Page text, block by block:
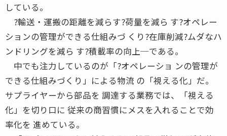
している。
?輸送・運搬の距離を減らす?荷量を減ら す?オペレー
ションの管理ができる仕組みづ くり?在庫削減?ムダなハ
ンドリングを減ら す?積載率の向上─である。
中でも注力しているのが「?オペレーショ ンの管理が
できる仕組みづくり」による物流 の「視える化」だ。
サプライヤーから部品を 調達する業務では、「視える
化」を切り口に 従来の商習慣にメスを入れることで効
率化を 進めている。